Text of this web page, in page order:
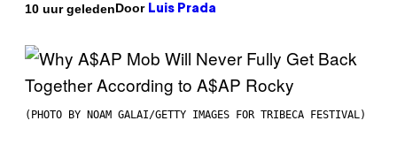
10 uur geledenDoor Luis Prada
(PHOTO BY NOAM GALAI/GETTY IMAGES FOR TRIBECA FESTIVAL)